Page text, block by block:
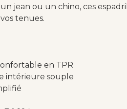
jean ou un chino, ces
tenues.
en TPR
intérieure souple